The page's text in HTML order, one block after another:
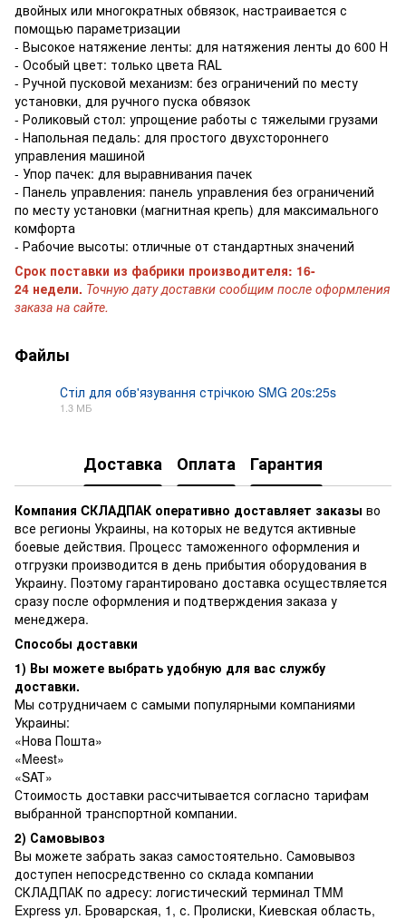
двойных или многократных обвязок, настраивается с
помощью параметризации
- Высокое натяжение ленты: для натяжения ленты до 600 Н
- Особый цвет: только цвета RAL
- Ручной пусковой механизм: без ограничений по месту
установки, для ручного пуска обвязок
- Роликовый стол: упрощение работы с тяжелыми грузами
- Напольная педаль: для простого двухстороннего
управления машиной
- Упор пачек: для выравнивания пачек
- Панель управления: панель управления без ограничений
по месту установки (магнитная крепь) для максимального
комфорта
- Рабочие высоты: отличные от стандартных значений
Срок поставки из фабрики производителя: 16-
24 недели. Точную дату доставки сообщим после оформления
заказа на сайте.
Файлы
Стіл для обв'язування стрічкою SMG 20s:25s
1.3 МБ
Доставка Оплата Гарантия
Компания CКЛАДПАК оперативно доставляет заказы во
все регионы Украины, на которых не ведутся активные
боевые действия. Процесс таможенного оформления и
отгрузки производится в день прибытия оборудования в
Украину. Поэтому гарантировано доставка осуществляется
сразу после оформления и подтверждения заказа у
менеджера.
Способы доставки
1) Вы можете выбрать удобную для вас службу
доставки.
Мы сотрудничаем с самыми популярными компаниями
Украины:
«Нова Пошта»
«Meest»
«SAT»
Стоимость доставки рассчитывается согласно тарифам
выбранной транспортной компании.
2) Самовывоз
Вы можете забрать заказ самостоятельно. Самовывоз
доступен непосредственно со склада компании
СКЛАДПАК по адресу: логистический терминал TMM
Express ул. Броварская, 1, с. Пролиски, Киевская область,